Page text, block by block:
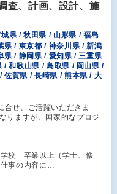
査、計画、設計、施
県 / 秋田県 / 山形県 / 福島
県 / 東京都 / 神奈川県 / 新潟
県 / 静岡県 / 愛知県 / 三重県
/ 和歌山県 / 鳥取県 / 岡山県 /
佐賀県 / 長崎県 / 熊本県 / 大
合せ、ご活躍いただきま
りますが、国家的なプロジ
学校 卒業以上（学士、修
事の内容に…